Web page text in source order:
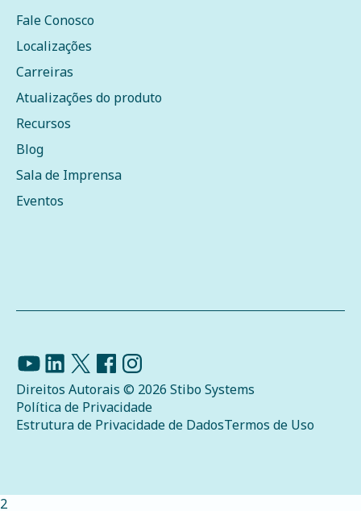
Fale Conosco
Localizações
Carreiras
Atualizações do produto
Recursos
Blog
Sala de Imprensa
Eventos
Direitos Autorais © 2026 Stibo Systems
Política de Privacidade
Estrutura de Privacidade de DadosTermos de Uso
2